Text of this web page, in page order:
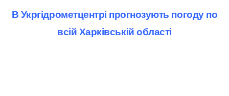
В Укргідрометцентрі прогнозують погоду по
всій Харківській області